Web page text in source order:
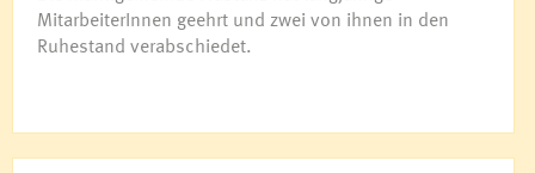
MitarbeiterInnen geehrt und zwei von ihnen in den
Ruhestand verabschiedet.